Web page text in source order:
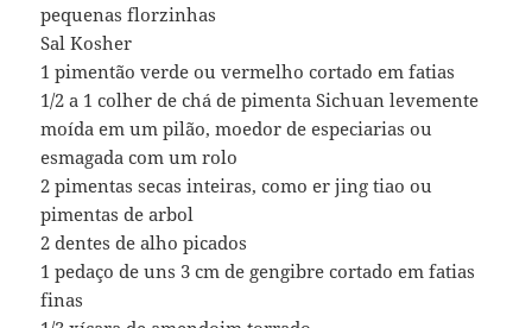
pequenas florzinhas
Sal Kosher
1 pimentão verde ou vermelho cortado em fatias
1/2 a 1 colher de chá de pimenta Sichuan levemente
moída em um pilão, moedor de especiarias ou
esmagada com um rolo
2 pimentas secas inteiras, como er jing tiao ou
pimentas de arbol
2 dentes de alho picados
1 pedaço de uns 3 cm de gengibre cortado em fatias
finas